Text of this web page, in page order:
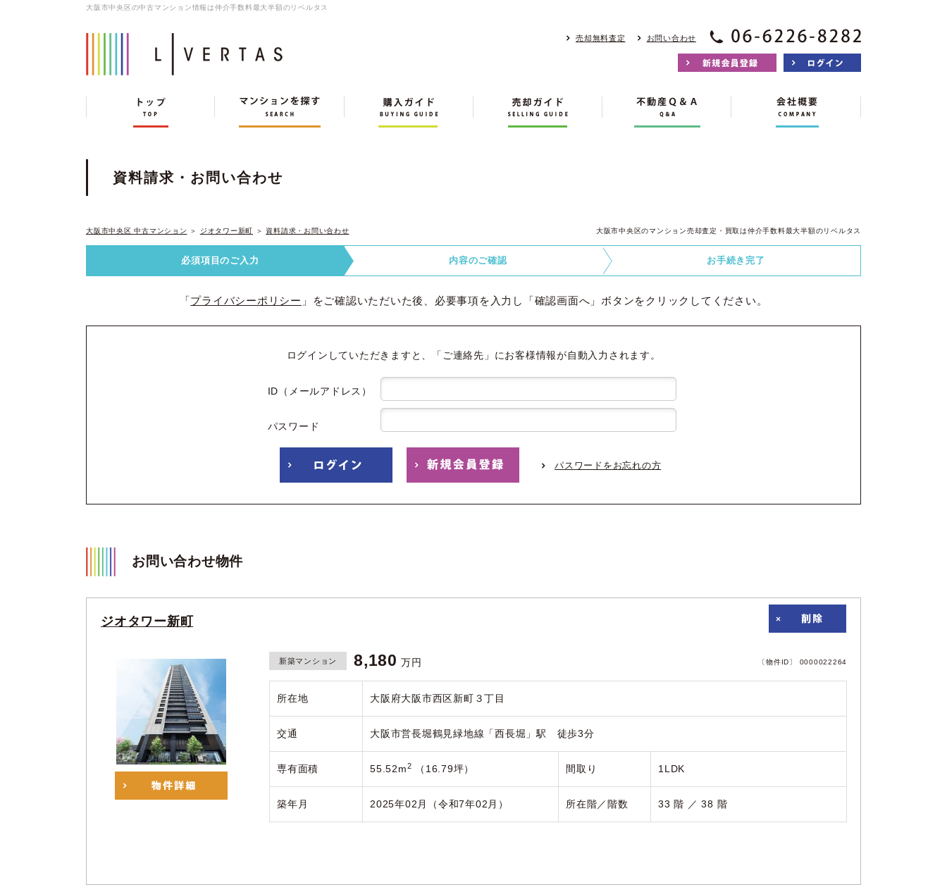
大阪市中央区の中古マンション情報は仲介手数料最大半額のリベルタス
売却無料査定 お問い合わせ
資料請求・お問い合わせ
大阪市中央区 中古マンション ＞ ジオタワー新町 ＞ 資料請求・お問い合わせ 大阪市中央区のマンション売却査定・買取は仲介手数料最大半額のリベルタス
必須項目のご入力 内容のご確認 お手続き 完了
「プライバシーポリシー 」をご確認いただいた後、必要事項を入力し「確認画面へ」ボタンをクリックしてください。
ログインしていただきますと、「ご連絡先」にお客様情報が自動入力されます。
ID（メールアドレス）
パスワード
パスワードをお忘れの方
お問い合わせ物件
ジオタワー新町
〔物件ID〕 0000022264
新築マンション 8,180 万円
所在地 大阪府大阪市西区新町３丁目
交通 大阪市営長堀鶴見緑地線「西長堀」駅 徒歩3分
専有面積 55.52m2 （16.79坪） 間取り 1LDK
築年月 2025年02月（令和7年02月） 所在階／階数 33 階 ／ 38 階